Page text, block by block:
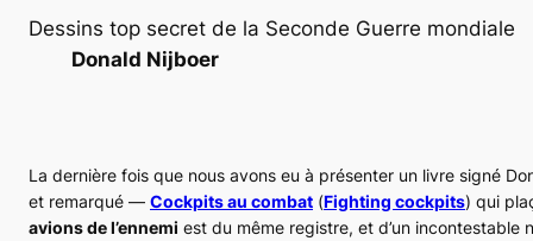
Dessins top secret de la Seconde Guerre mondiale
Donald Nijboer
La dernière fois que nous avons eu à présenter un livre signé
et remarqué — Cockpits au combat (Fighting cockpits) qui
avions de l’ennemi est du même registre, et d’un incontestable